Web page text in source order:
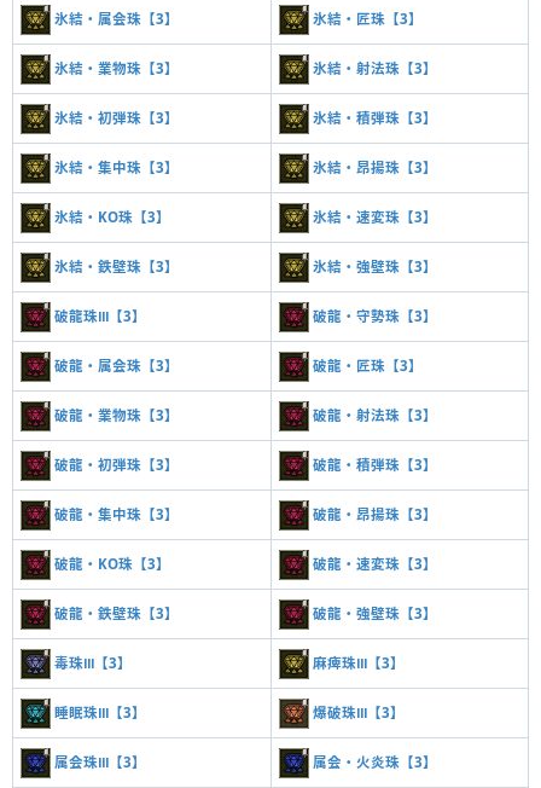
氷結・属会珠【3】 氷結・匠珠【3】
氷結・業物珠【3】 氷結・射法珠【3】
氷結・初弾珠【3】 氷結・積弾珠【3】
氷結・集中珠【3】 氷結・昂揚珠【3】
氷結・KO珠【3】 氷結・速変珠【3】
氷結・鉄壁珠【3】 氷結・強壁珠【3】
破龍珠Ⅲ【3】 破龍・守勢珠【3】
破龍・属会珠【3】 破龍・匠珠【3】
破龍・業物珠【3】 破龍・射法珠【3】
破龍・初弾珠【3】 破龍・積弾珠【3】
破龍・集中珠【3】 破龍・昂揚珠【3】
破龍・KO珠【3】 破龍・速変珠【3】
破龍・鉄壁珠【3】 破龍・強壁珠【3】
毒珠Ⅲ【3】 麻痺珠Ⅲ【3】
睡眠珠Ⅲ【3】 爆破珠Ⅲ【3】
属会珠Ⅲ【3】 属会・火炎珠【3】